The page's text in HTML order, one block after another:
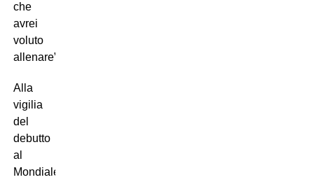
che
avrei
voluto
allenare”.
Alla
vigilia
del
debutto
al
Mondiale